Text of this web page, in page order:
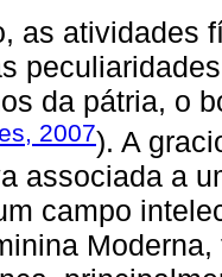
as atividades
da pátria, o
2007). A
associada a
campo